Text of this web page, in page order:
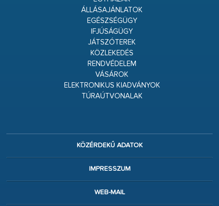
ÁLLÁSAJÁNLATOK
EGÉSZSÉGÜGY
IFJÚSÁGÜGY
JÁTSZÓTEREK
KÖZLEKEDÉS
RENDVÉDELEM
VÁSÁROK
ELEKTRONIKUS KIADVÁNYOK
TÚRAÚTVONALAK
KÖZÉRDEKŰ ADATOK
IMPRESSZUM
WEB-MAIL